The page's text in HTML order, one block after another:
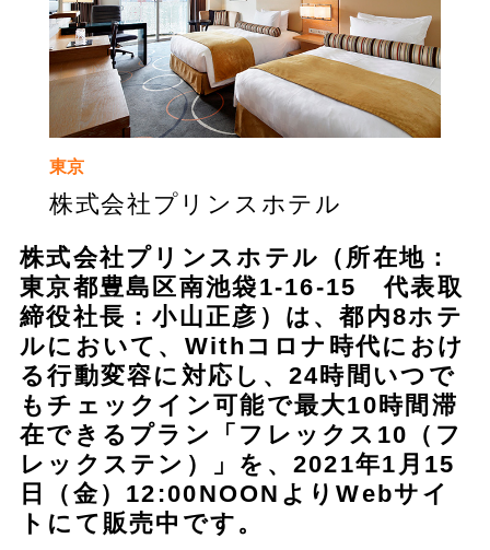
東京
株式会社プリンスホテル
株式会社プリンスホテル（所在地：
東京都豊島区南池袋1-16-15 代表取
締役社長：小山正彦）は、都内8ホテ
ルにおいて、Withコロナ時代におけ
る行動変容に対応し、24時間いつで
もチェックイン可能で最大10時間滞
在できるプラン「フレックス10（フ
レックステン）」を、2021年1月15
日（金）12:00NOONよりWebサイ
トにて販売中です。